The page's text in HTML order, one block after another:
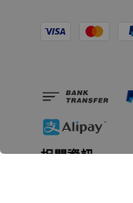
相關資訊